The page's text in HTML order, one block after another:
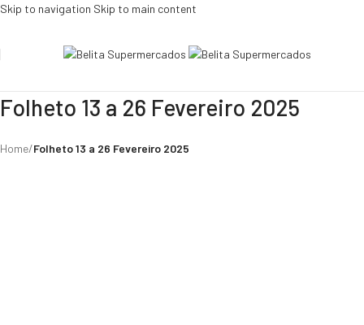
Skip to navigation Skip to main content
Folheto 13 a 26 Fevereiro 2025
Home/Folheto 13 a 26 Fevereiro 2025